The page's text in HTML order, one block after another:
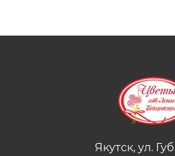
Якутск, ул.